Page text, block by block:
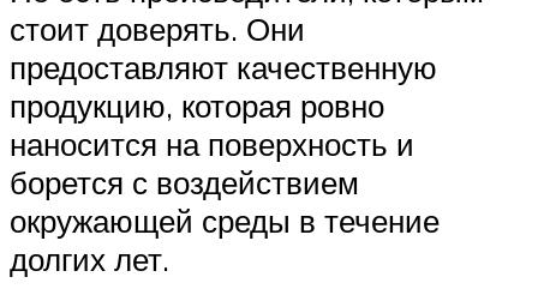
стоит доверять. Они
предоставляют качественную
продукцию, которая ровно
наносится на поверхность и
борется с воздействием
окружающей среды в течение
долгих лет.